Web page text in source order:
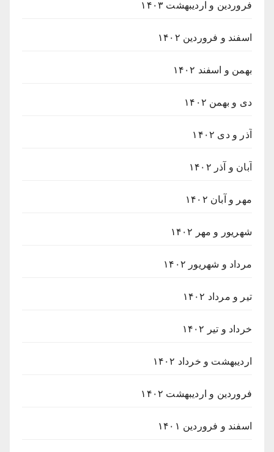
فروردین و اردیبهشت ۱۴۰۳
اسفند و فروردین ۱۴۰۲
بهمن و اسفند ۱۴۰۲
دی و بهمن ۱۴۰۲
آذر و دی ۱۴۰۲
آبان و آذر ۱۴۰۲
مهر و آبان ۱۴۰۲
شهریور و مهر ۱۴۰۲
مرداد و شهریور ۱۴۰۲
تیر و مرداد ۱۴۰۲
خرداد و تیر ۱۴۰۲
اردیبهشت و خرداد ۱۴۰۲
فروردین و اردیبهشت ۱۴۰۲
اسفند و فروردین ۱۴۰۱